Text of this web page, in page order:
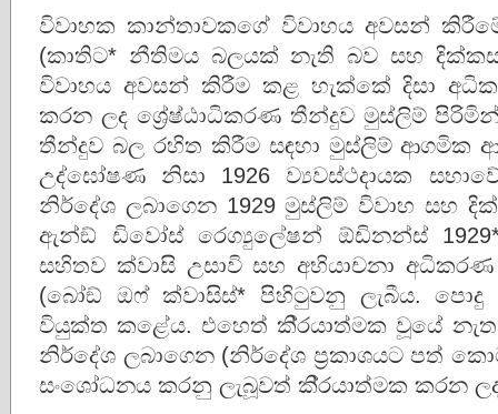
විවාහක කාන්තාවකගේ විවාහය අවසන්
(කාතිට* නීතිමය බලයක් නැති බව සහ
විවාහය අවසන් කිරීම කළ හැක්කේ දිසා
කරන ලද ශ්‍රේෂ්ඨාධිකරණ තීන්දුව මුස්ලිම්
තීන්දුව බල රහිත කිරීම සඳහා මුස්ලිම් ආගමික
උද්ඝෝෂණ නිසා 1926 ව්‍යවස්ථදායක
නිර්දේශ ලබාගෙන 1929 මුස්ලිම් විවාහ සහ
ඇන්ඞ් ඩිවෝස් රෙග්‍යුලේෂන් ඕඩිනන්ස්
සහිතව ක්වාසි උසාවි සහ අභියාචනා
(බෝඞ් ඔෆ් ක්වාසිස්* පිහිටුවනු ලැබීය.
වියුක්ත කළේය. එහෙත් කි‍්‍රයාත්මක වූයේ
නිර්දේශ ලබාගෙන (නිර්දේශ ප‍්‍රකාශයට පත්
සංශෝධනය කරනු ලැබූවත් කි‍්‍රයාත්මක කරන